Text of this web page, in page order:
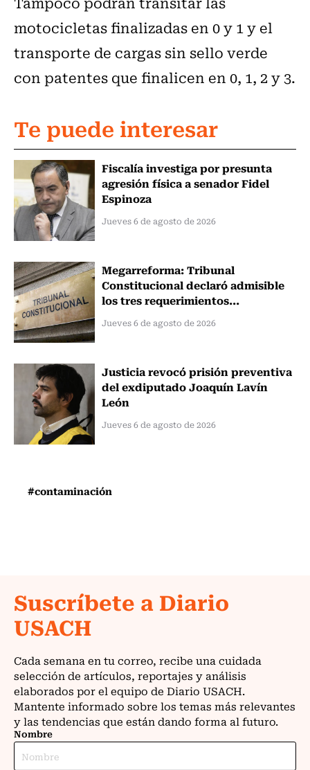
motocicletas finalizadas en 0 y 1 y el
transporte de cargas sin sello verde
con patentes que finalicen en 0, 1, 2 y 3.
Te puede interesar
Fiscalía investiga por presunta
agresión física a senador Fidel
Espinoza
Jueves 6 de agosto de 2026
Megarreforma: Tribunal
Constitucional declaró admisible
los tres requerimientos...
Jueves 6 de agosto de 2026
Justicia revocó prisión preventiva
del exdiputado Joaquín Lavín
León
Jueves 6 de agosto de 2026
#contaminación